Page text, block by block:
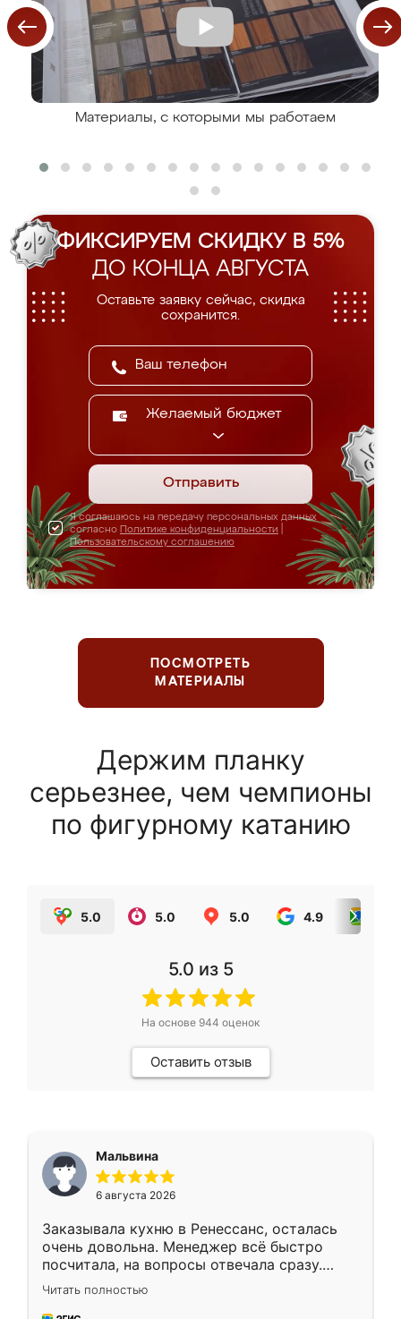
Материалы, с которыми мы работаем
ФИКСИРУЕМ СКИДКУ В 5%
ДО КОНЦА АВГУСТА
Оставьте заявку сейчас, скидка
сохранится.
Желаемый бюджет
Отправить
Я соглашаюсь на передачу персональных данных
согласно Политике конфиденциальности
Пользовательскому соглашению
ПОСМОТРЕТЬ
МАТЕРИАЛЫ
Держим планку
серьезнее, чем чемпионы
по фигурному катанию
5.0 5.0 5.0 4.9
5.0 из 5
На основе 944 оценок
Оставить отзыв
Мальвина
6 августа 2026
Заказывала кухню в Ренессанс, осталась
очень довольна. Менеджер всё быстро
посчитала, на вопросы отвечала сразу.
Замерщик приехал в субботу, подошёл к
делу со всей ответственностью. Собрали
Читать полностью